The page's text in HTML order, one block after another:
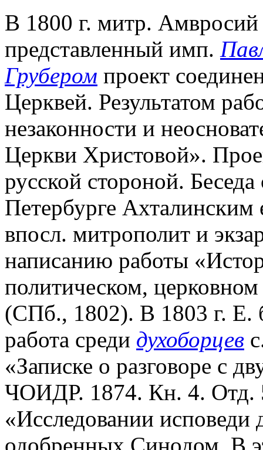
В 1800 г. митр. Амвросий
представленный имп.
Грубером проект
Церквей. Результатом
незаконности и
Церкви Христовой».
русской стороной.
Петербурге
впосл. митрополит и
написанию работы
политическом,
(СПб., 1802). В 1803 г. Е.
работа среди духоборцев
«Записке о разговоре с
ЧОИДР. 1874. Кн. 4. Отд.
«Исследовании исповеди
одобренных Синодом. В